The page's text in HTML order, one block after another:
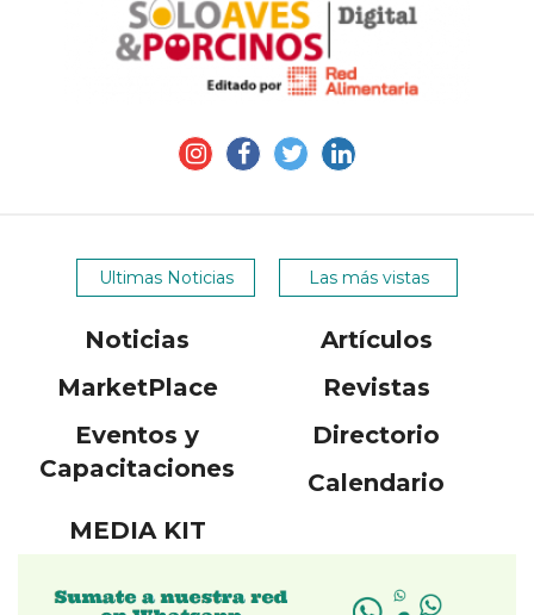
Ultimas Noticias Las más vistas
Noticias
Artículos
MarketPlace
Revistas
Eventos y
Capacitaciones
Directorio
Calendario
MEDIA KIT